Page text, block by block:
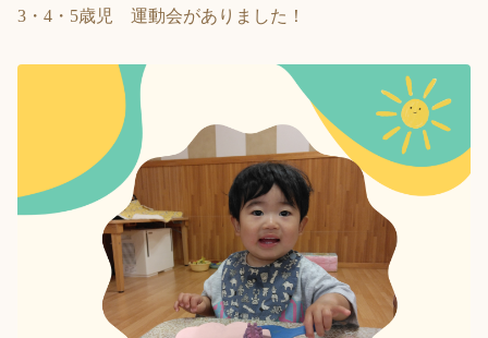
3・4・5歳児 運動会がありました！